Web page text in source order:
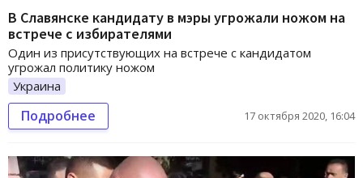
В Славянске кандидату в мэры угрожали ножом на
встрече с избирателями
Один из присутствующих на встрече с кандидатом
угрожал политику ножом
Украина
Подробнее 17 октября 2020, 16:04